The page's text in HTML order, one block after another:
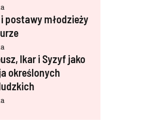
postawy młodzieży
Ikar i Syzyf jako
określonych